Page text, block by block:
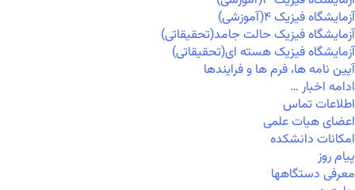
آزمایشگاه فیزیک ۴(آموزشی)
آزمایشگاه فیزیک حالت جامد(تحقیقاتی)
آزمایشگاه فیزیک هسته ای(تحقیقاتی)
آیین نامه ها، فرم ها و فرایندها
ادامه اخبار …
اطلاعات تماس
اعضای هیات علمی
امکانات دانشکده
پیام روز
معرفی دستگاهها